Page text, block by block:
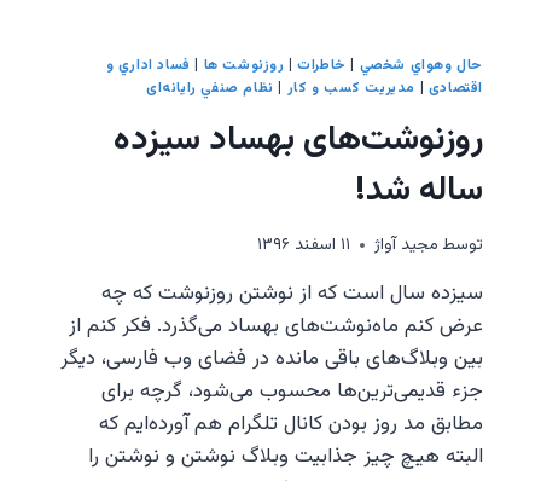
–
برداشت
از
یک
داستان
حال وهواي شخصي | خاطرات| روزنوشت ها | فساد اداري و
اقتصادی | مدیریت کسب و کار | نظام صنفي رایانه‌ای
روزنوشت‌های بهساد سیزده
ساله شد!
توسط مجيد آواژ ۱۱ اسفند ۱۳۹۶
سیزده سال است که از نوشتن روزنوشت‌ که چه
عرض کنم ماه‌نوشت‌های بهساد می‌گذرد. فکر کنم از
بین وبلاگ‌های باقی مانده در فضای وب فارسی، دیگر
جزء قدیمی‌ترین‌ها محسوب می‌شود، گرچه برای
مطابق مد روز بودن کانال تلگرام هم آورده‌ایم که
البته هیچ چیز جذابیت وبلاگ نوشتن و نوشتن را